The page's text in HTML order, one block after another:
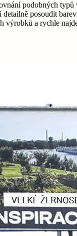
podobných typů
posoudit
a rychle